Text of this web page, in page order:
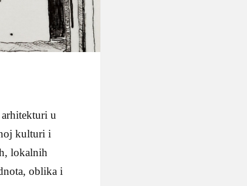
arhitekturi u
kulturi i
lokalnih
oblika i